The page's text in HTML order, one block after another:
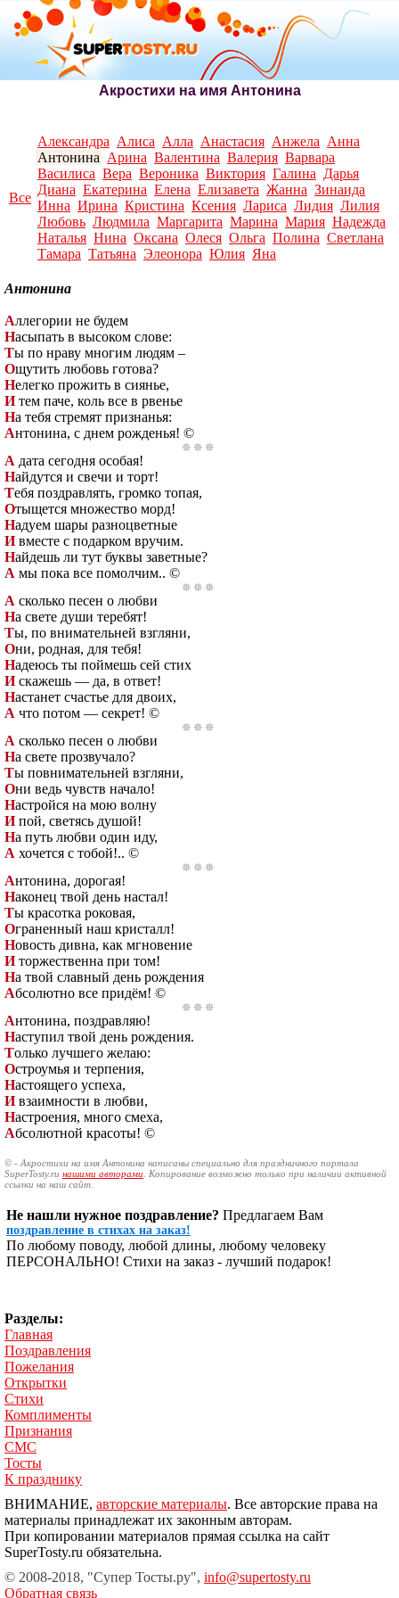
Акростихи на имя Антонина
Все
Александра Алиса Алла Анастасия Анжела Анна
Антонина Арина Валентина Валерия Варвара
Василиса Вера Вероника Виктория Галина Дарья
Диана Екатерина Елена Елизавета Жанна Зинаида
Инна Ирина Кристина Ксения Лариса Лидия Лилия
Любовь Людмила Маргарита Марина Мария Надежда
Наталья Нина Оксана Олеся Ольга Полина Светлана
Тамара Татьяна Элеонора Юлия Яна
Антонина
Аллегории не будем
Насыпать в высоком слове:
Ты по нраву многим людям –
Ощутить любовь готова?
Нелегко прожить в сиянье,
Итем паче, коль все в рвенье
На тебя стремят признанья:
Антонина, с днем рожденья! ©
А дата сегодня особая!
Найдутся и свечи и торт!
Тебя поздравлять, громко топая,
Отыщется множество морд!
Надуем шары разноцветные
Ивместе с подарком вручим.
Найдешь ли тут буквы заветные?
А мы пока все помолчим.. ©
А сколько песен о любви
На свете души теребят!
Ты, по внимательней взгляни,
Они, родная, для тебя!
Надеюсь ты поймешь сей стих
Искажешь — да, в ответ!
Настанет счастье для двоих,
А что потом — секрет! ©
А сколько песен о любви
На свете прозвучало?
Ты повнимательней взгляни,
Они ведь чувств начало!
Настройся на мою волну
Ипой, светясь душой!
На путь любви один иду,
А хочется с тобой!.. ©
Антонина, дорогая!
Наконец твой день настал!
Ты красотка роковая,
Ограненный наш кристалл!
Новость дивна, как мгновение
Иторжественна при том!
На твой славный день рождения
Абсолютно все придём! ©
Антонина, поздравляю!
Наступил твой день рождения.
Только лучшего желаю:
Остроумья и терпения,
Настоящего успеха,
Ивзаимности в любви,
Настроения, много смеха,
Абсолютной красоты! ©
© - Акростихи на имя Антонина написаны специально для праздничного портала
SuperTosty.ru нашими авторами . Копирование возможно только при наличии активной
ссылки на наш сайт.
Не нашли нужное поздравление? Предлагаем Вам
поздравление в стихах на заказ!
По любому поводу, любой длины, любому человеку
ПЕРСОНАЛЬНО! Стихи на заказ - лучший подарок!
Разделы:
Главная
Поздравления
Пожелания
Открытки
Стихи
Комплименты
Признания
СМС
Тосты
К празднику
ВНИМАНИЕ, авторские материалы. Все авторские права на
материалы принадлежат их законным авторам.
При копировании материалов прямая ссылка на сайт
SuperTosty.ru обязательна.
© 2008-2018, "Супер Тосты.ру", info@supertosty.ru
Обратная связь